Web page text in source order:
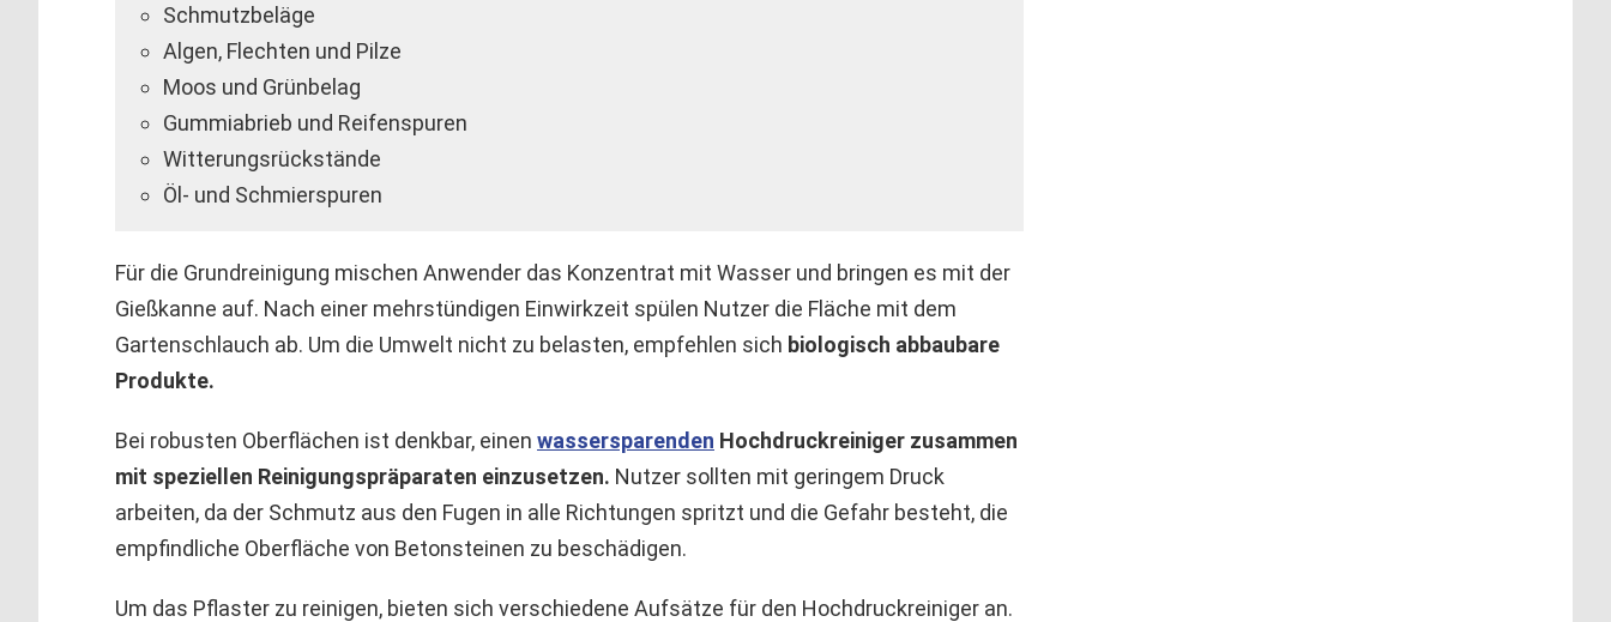
Schmutzbeläge
Algen, Flechten und Pilze
Moos und Grünbelag
Gummiabrieb und Reifenspuren
Witterungsrückstände
Öl- und Schmierspuren
Für die Grundreinigung mischen Anwender das Konzentrat mit Wasser und bringen es mit der
Gießkanne auf. Nach einer mehrstündigen Einwirkzeit spülen Nutzer die Fläche mit dem
Gartenschlauch ab. Um die Umwelt nicht zu belasten, empfehlen sich biologisch abbaubare
Produkte.
Bei robusten Oberflächen ist denkbar, einen wassersparenden Hochdruckreiniger zusammen
mit speziellen Reinigungspräparaten einzusetzen. Nutzer sollten mit geringem Druck
arbeiten, da der Schmutz aus den Fugen in alle Richtungen spritzt und die Gefahr besteht, die
empfindliche Oberfläche von Betonsteinen zu beschädigen.
Um das Pflaster zu reinigen, bieten sich verschiedene Aufsätze für den Hochdruckreiniger an.